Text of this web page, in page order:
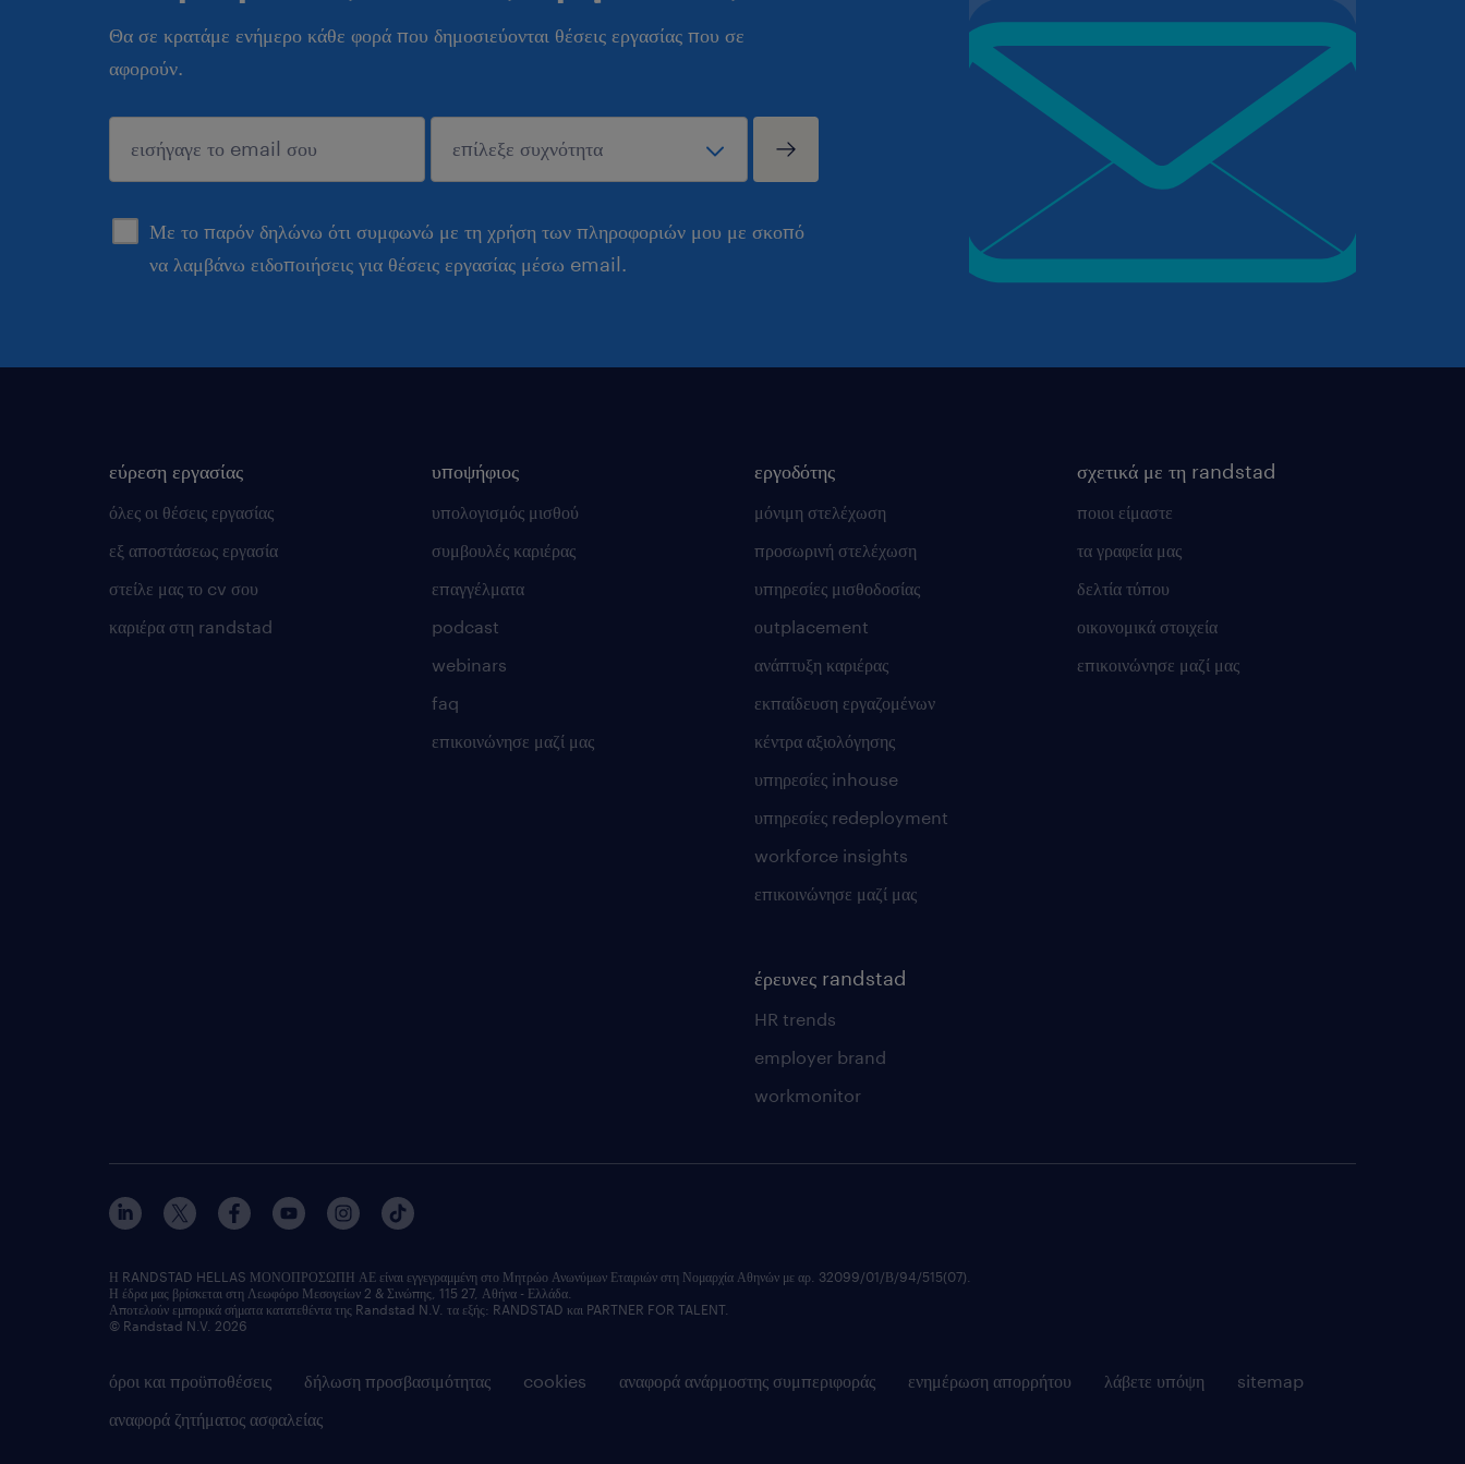
Θα σε κρατάμε ενήμερο κάθε φορά που δημοσιεύονται θέσεις εργασίας που σε
αφορούν.
Με το παρόν δηλώνω ότι συμφωνώ με τη χρήση των πληροφοριών μου με σκοπό
να λαμβάνω ειδοποιήσεις για θέσεις εργασίας μέσω email.
sυποβολή
εύρεση εργασίας
όλες οι θέσεις εργασίας
εξ αποστάσεως εργασία
στείλε μας το cv σου
καριέρα στη randstad
υποψήφιος
υπολογισμός μισθού
συμβουλές καριέρας
επαγγέλματα
podcast
webinars
faq
επικοινώνησε μαζί μας
εργοδότης
μόνιμη στελέχωση
προσωρινή στελέχωση
υπηρεσίες μισθοδοσίας
οutplacement
ανάπτυξη καριέρας
εκπαίδευση εργαζομένων
κέντρα αξιολόγησης
υπηρεσίες inhouse
υπηρεσίες redeployment
workforce insights
επικοινώνησε μαζί μας
έρευνες randstad
HR trends
employer brand
workmonitor
σχετικά με τη randstad
ποιοι είμαστε
τα γραφεία μας
δελτία τύπου
οικονομικά στοιχεία
επικοινώνησε μαζί μας
όροι και προϋποθέσεις δήλωση προσβασιμότητας cookies αναφορά ανάρμοστης συμπεριφοράς ενημέρωση απορρήτου λάβετε υπόψη
sitemap
αναφορά ζητήματος ασφαλείας
Η RANDSTAD HELLAS ΜΟΝΟΠΡΟΣΩΠΗ ΑΕ είναι εγγεγραμμένη στο Μητρώο Ανωνύμων Εταιριών στη Νομαρχία Αθηνών με αρ. 32099/01/Β/94/515(07).
Η έδρα μας βρίσκεται στη Λεωφόρο Μεσογείων 2 & Σινώπης, 115 27, Αθήνα - Ελλάδα.
Αποτελούν εμπορικά σήματα κατατεθέντα της Randstad N.V. τα εξής: RANDSTAD και PARTNER FOR TALENT.
© Randstad N.V. 2026